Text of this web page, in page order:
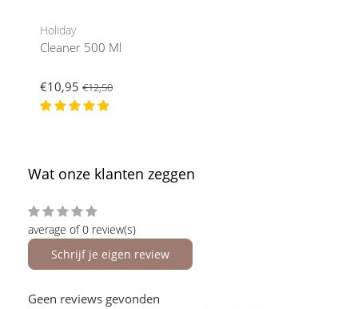
Holiday
Cleaner 500 Ml
€10,95 €12,50
Wat onze klanten zeggen
average of 0 review(s)
Schrijf je eigen review
Geen reviews gevonden